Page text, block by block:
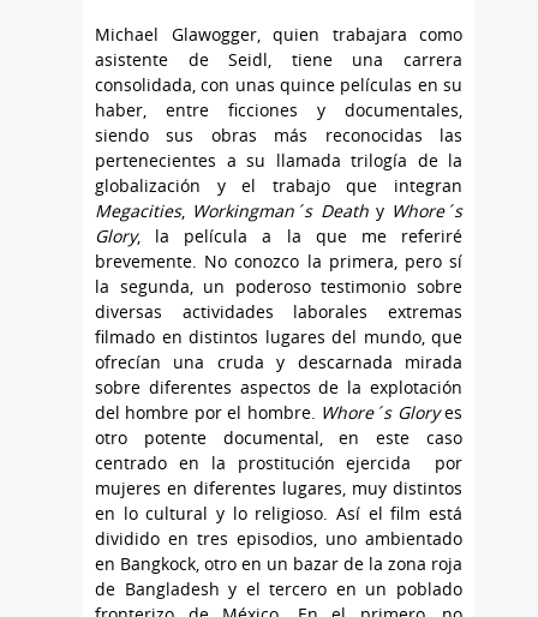
Michael Glawogger, quien trabajara como
asistente de Seidl, tiene una carrera
consolidada, con unas quince películas en su
haber, entre ficciones y documentales,
siendo sus obras más reconocidas las
pertenecientes a su llamada trilogía de la
globalización y el trabajo que integran
Megacities, Workingman´s Deathy Whore´s
Glory, la película a la que me referiré
brevemente. No conozco la primera, pero sí
la segunda, un poderoso testimonio sobre
diversas actividades laborales extremas
filmado en distintos lugares del mundo, que
ofrecían una cruda y descarnada mirada
sobre diferentes aspectos de la explotación
del hombre por el hombre. Whore´s Gloryes
otro potente documental, en este caso
centrado en la prostitución ejercida por
mujeres en diferentes lugares, muy distintos
en lo cultural y lo religioso. Así el film está
dividido en tres episodios, uno ambientado
en Bangkock, otro en un bazar de la zona roja
de Bangladesh y el tercero en un poblado